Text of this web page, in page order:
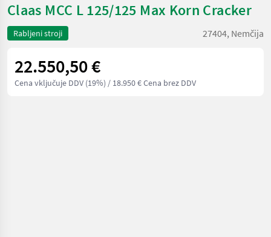
Claas MCC L 125/125 Max Korn Cracker
Rabljeni stroji 27404, Nemčija
22.550,50 €
Cena vključuje DDV (19%) / 18.950 € Cena brez DDV